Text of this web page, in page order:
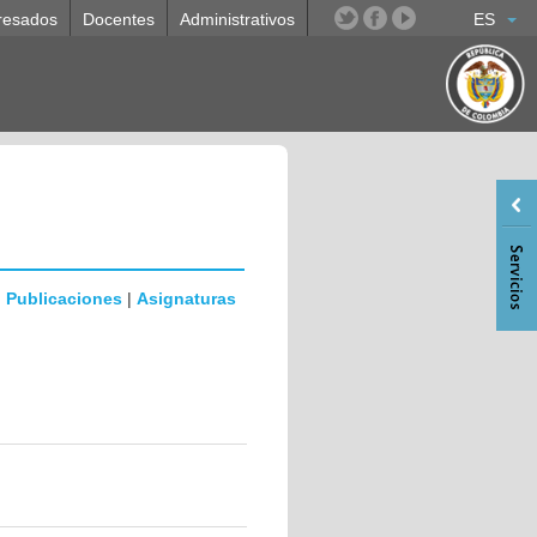
ES
Docentes Administrativos
Publicaciones | Asignaturas